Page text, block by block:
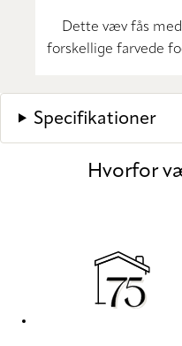
Dette væv fås med
forskellige farvede
Specifikationer
Hvorfor